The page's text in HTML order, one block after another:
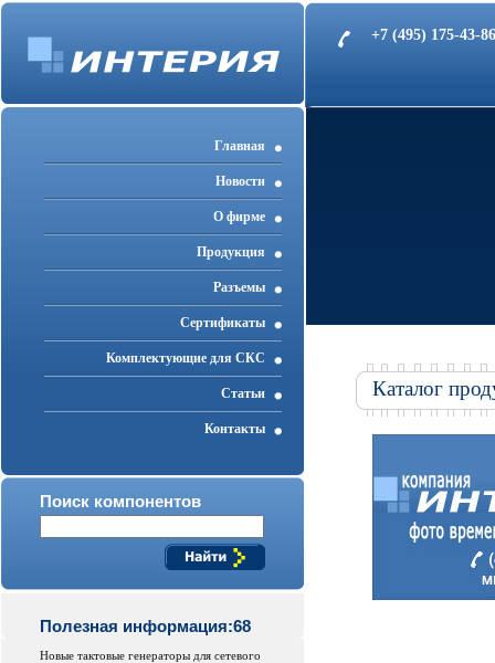
+7 (495) 175-43-
Главная
Новости
О фирме
Продукция
Разъемы
Cертификаты
Комплектующие для СКС
Статьи
Контакты
Поиск компонентов
Полезная информация:68
Новые тактовые генераторы для сетевого
Каталог